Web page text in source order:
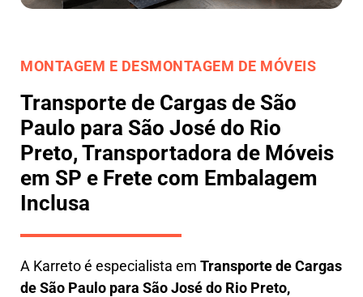
MONTAGEM E DESMONTAGEM DE MÓVEIS
Transporte de Cargas de São
Paulo para São José do Rio
Preto, Transportadora de Móveis
em SP e Frete com Embalagem
Inclusa
A Karretoé especialista em Transporte de Cargas
de São Paulo para São José do Rio Preto,